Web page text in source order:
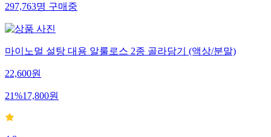
297,763명구매중
마이노멀 설탕 대용 알룰로스 2종 골라담기 (액상/분말)
22,600원
21%17,800원